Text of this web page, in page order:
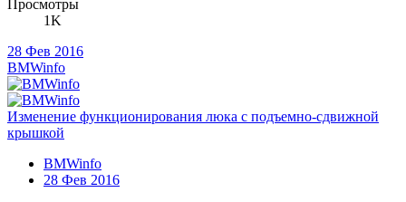
Просмотры
1K
28 Фев 2016
BMWinfo
Изменение функционирования люка с подъемно-сдвижной
крышкой
BMWinfo
28 Фев 2016